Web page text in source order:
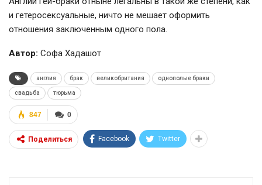
и гетеросексуальные, ничто не мешает оформить
отношения заключенным одного пола.
Автор: Софа Хадашот
англия брак великобритания однополые браки
свадьба тюрьма
0
847
Поделиться Facebook Twitter